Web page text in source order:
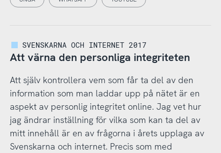
SVENSKARNA OCH INTERNET 2017
Att värna den personliga integriteten
Att själv kontrollera vem som får ta del av den
information som man laddar upp på nätet är en
aspekt av personlig integritet online. Jag vet hur
jag ändrar inställning för vilka som kan ta del av
mitt innehåll är en av frågorna i årets upplaga av
Svenskarna och internet. Precis som med